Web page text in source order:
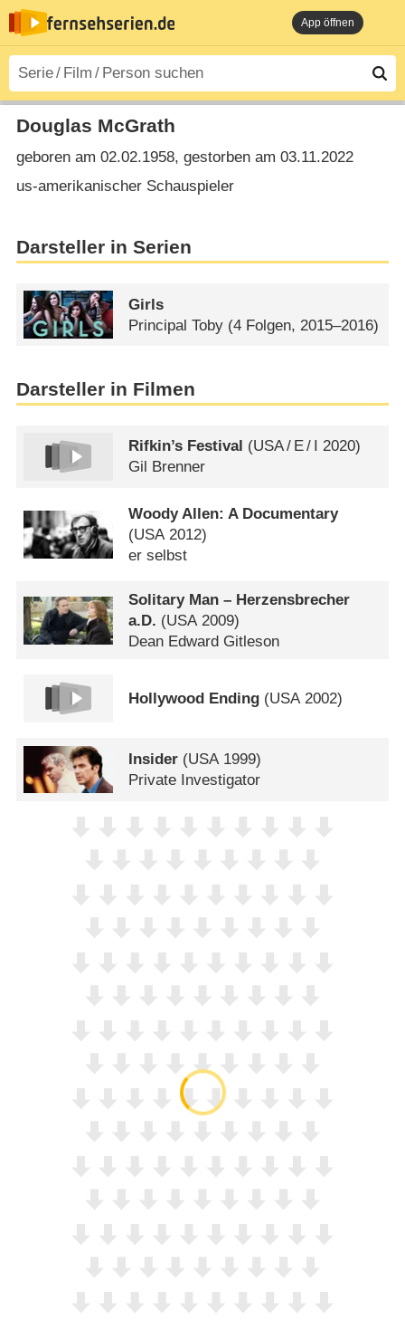
App öffnen
Douglas McGrath
geboren am 02.02.1958, gestorben am 03.11.2022
us-amerikanischer Schauspieler
Darsteller in Serien
Girls
Principal Toby (4 Folgen, 2015–2016)
Darsteller in Filmen
Rifkin’s Festival (USA/ E/
2020)
Gil Brenner
Woody Allen: A Documentary
(USA2012)
er selbst
Solitary Man – Herzensbrecher
a.D. (USA2009)
Dean Edward Gitleson
Hollywood Ending (USA2002)
Insider (USA1999)
Private Investigator